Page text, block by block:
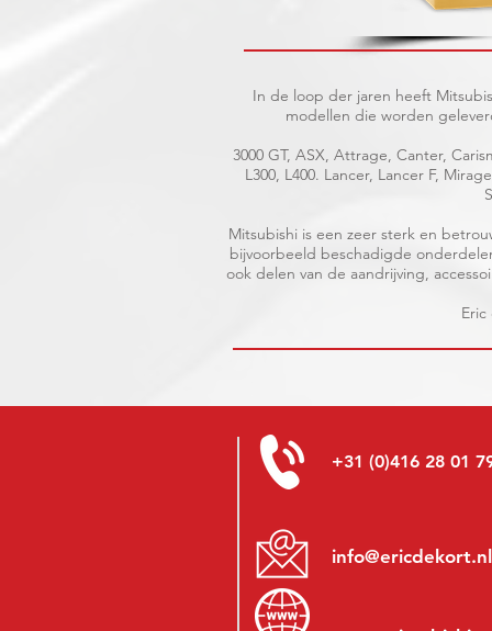
In de loop der jaren heeft
modellen die worden
3000 GT, ASX, Attrage, Canter,
L300, L400. Lancer, Lancer F,
Mitsubishi is een zeer sterk en
bijvoorbeeld beschadigde
ook delen van de aandrijving,
+31 (0)416 28 01
info@ericdekort.nl